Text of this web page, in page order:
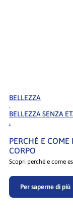
BELLEZZA
.
BELLEZZA SENZA
.
PERCHÉ E COME
CORPO
Scopri perché e come
Per saperne di più